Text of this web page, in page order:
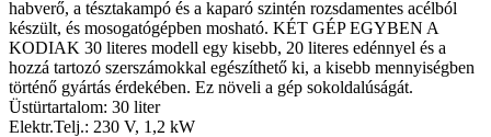
habverő, a tésztakampó és a kaparó szintén rozsdamentes acélból
készült, és mosogatógépben mosható. KÉT GÉP EGYBEN A
KODIAK 30 literes modell egy kisebb, 20 literes edénnyel és a
hozzá tartozó szerszámokkal egészíthető ki, a kisebb mennyiségben
történő gyártás érdekében. Ez növeli a gép sokoldalúságát.
Üstürtartalom: 30 liter
Elektr.Telj.: 230 V, 1,2 kW